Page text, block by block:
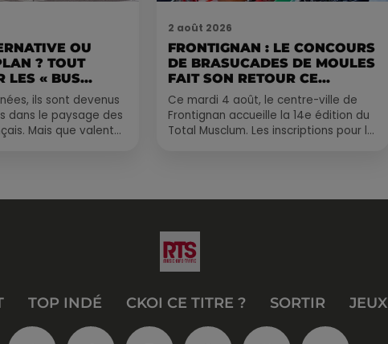
OU
? TOUT
LES « BUS...
ils sont devenus
dans le paysage des
Mais que valent
2 août 2026
FRONTIGNAN : LE CONCOURS
DE BRASUCADES DE MOULES
FAIT SON RETOUR CE...
Ce mardi 4 août, le centre-ville de
Frontignan accueille la 14e édition du
Total Musclum. Les inscriptions pour le
TOP INDÉ CKOI CE TITRE ? SORTIR JEUX